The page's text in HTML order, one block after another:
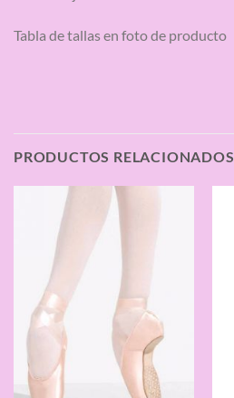
Tabla de tallas en foto de producto
PRODUCTOS RELACIONADOS